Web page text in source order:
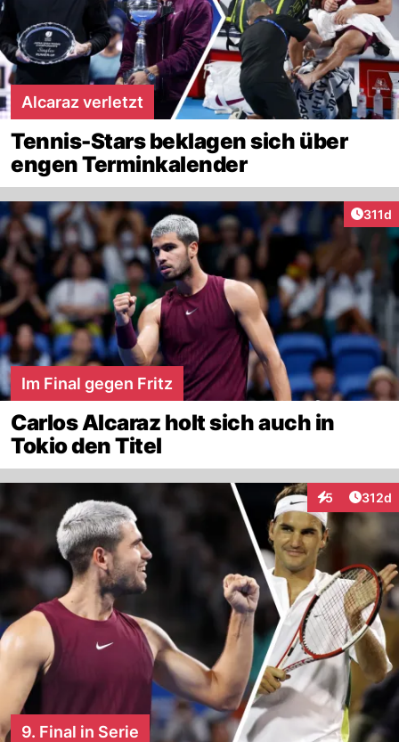
Alcaraz verletzt
Tennis-Stars beklagen sich über
engen Terminkalender
311d
Im Final gegen Fritz
Carlos Alcaraz holt sich auch in
Tokio den Titel
5
Interaktionen
312d
9. Final in Serie